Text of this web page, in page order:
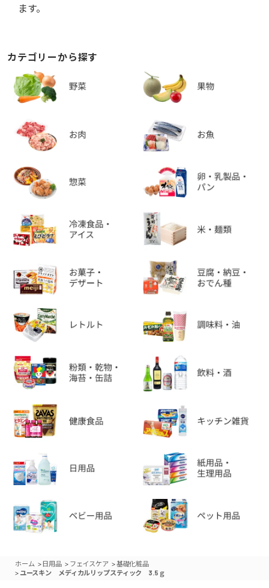
ます。
カテゴリーから探す
ホーム > 日用品 > フェイスケア >基礎化粧品
> ユースキン メディカルリップスティック 3.5ｇ